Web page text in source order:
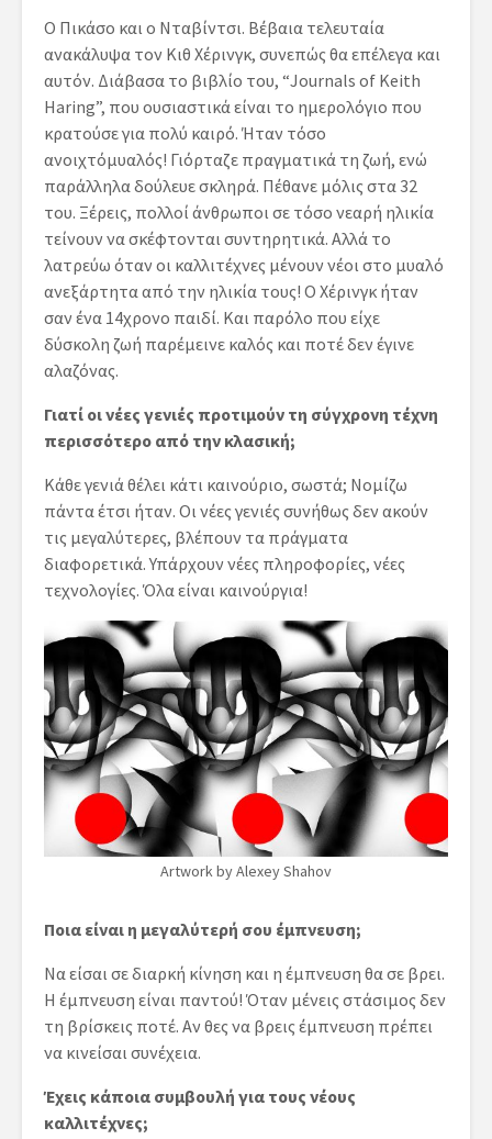
Ο Πικάσο και ο Νταβίντσι. Βέβαια τελευταία
ανακάλυψα τον Κιθ Χέρινγκ, συνεπώς θα επέλεγα και
αυτόν. Διάβασα το βιβλίο του, “Journals of Keith
Haring”, που ουσιαστικά είναι το ημερολόγιο που
κρατούσε για πολύ καιρό. Ήταν τόσο
ανοιχτόμυαλός! Γιόρταζε πραγματικά τη ζωή, ενώ
παράλληλα δούλευε σκληρά. Πέθανε μόλις στα 32
του. Ξέρεις, πολλοί άνθρωποι σε τόσο νεαρή ηλικία
τείνουν να σκέφτονται συντηρητικά. Αλλά το
λατρεύω όταν οι καλλιτέχνες μένουν νέοι στο μυαλό
ανεξάρτητα από την ηλικία τους! Ο Χέρινγκ ήταν
σαν ένα 14χρονο παιδί. Και παρόλο που είχε
δύσκολη ζωή παρέμεινε καλός και ποτέ δεν έγινε
αλαζόνας.
Γιατί οι νέες γενιές προτιμούν τη σύγχρονη τέχνη
περισσότερο από την κλασική;
Κάθε γενιά θέλει κάτι καινούριο, σωστά; Νομίζω
πάντα έτσι ήταν. Οι νέες γενιές συνήθως δεν ακούν
τις μεγαλύτερες, βλέπουν τα πράγματα
διαφορετικά. Υπάρχουν νέες πληροφορίες, νέες
τεχνολογίες. Όλα είναι καινούργια!
Artwork by Alexey Shahov
Ποια είναι η μεγαλύτερή σου έμπνευση;
Να είσαι σε διαρκή κίνηση και η έμπνευση θα σε βρει.
Η έμπνευση είναι παντού! Όταν μένεις στάσιμος δεν
τη βρίσκεις ποτέ. Αν θες να βρεις έμπνευση πρέπει
να κινείσαι συνέχεια.
Έχεις κάποια συμβουλή για τους νέους
καλλιτέχνες;